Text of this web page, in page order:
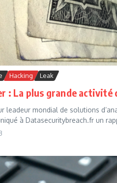
Hacking Leak
: La plus grande
leadeur mondial de solutions
à Datasecuritybreach.fr un